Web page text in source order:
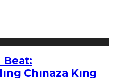
Beat:
Chınaza Kıng